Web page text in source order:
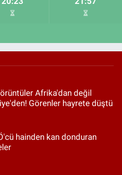
Afrika'dan değil
Görenler hayrete düştü
hainden kan donduran